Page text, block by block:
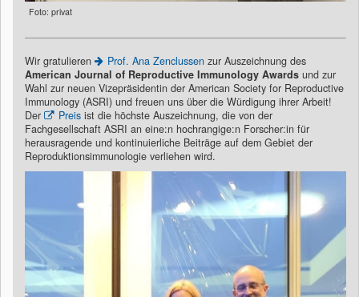
Foto: privat
Wir gratulieren Prof. Ana Zenclussen zur Auszeichnung des
American Journal of Reproductive Immunology Awards und zur
Wahl zur neuen Vizepräsidentin der American Society for Reproductive
Immunology (ASRI) und freuen uns über die Würdigung ihrer Arbeit!
Der
Preis ist die höchste Auszeichnung, die von der
Fachgesellschaft ASRI an eine:n hochrangige:n Forscher:in für
herausragende und kontinuierliche Beiträge auf dem Gebiet der
Reproduktionsimmunologie verliehen wird.